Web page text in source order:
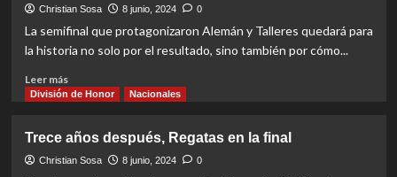
quinta
para
Regatas
Christian Sosa 8 junio, 2024 0
La semifinal que protagonizaron Alemán y Talleres quedará para
la historia no solo por el resultado, sino también por cómo...
Leer másRead
more
partidazo
que
División de Honor Nacionales
Trece años después, Regatas en la final
Christian Sosa 8 junio, 2024 0